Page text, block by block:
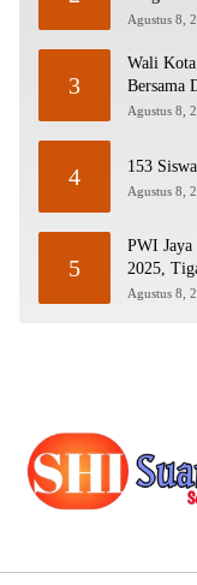
Agustus 8,
3
Wali
Bersama
Agustus 8,
4 153
Agustus 8,
5
PWI
2025,
Agustus 8,